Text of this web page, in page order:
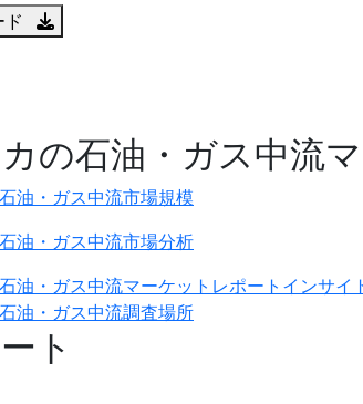
の石油・ガス中流
油・ガス中流市場規模
油・ガス中流市場分析
油・ガス中流マーケットレポートインサイ
油・ガス中流調査場所
ト